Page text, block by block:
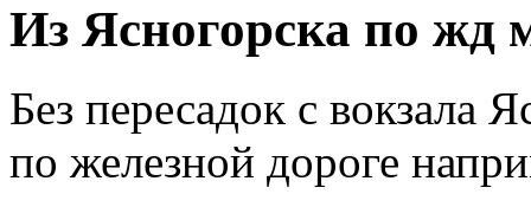
Из Ясногорска по жд
Без пересадок с вокзала
по железной дороге